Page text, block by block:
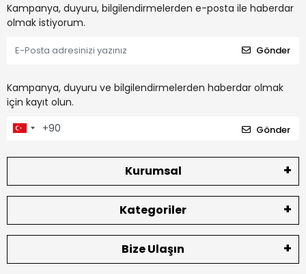
Kampanya, duyuru, bilgilendirmelerden e-posta ile haberdar
olmak istiyorum.
Gönder
Kampanya, duyuru ve bilgilendirmelerden haberdar olmak
için kayıt olun.
Gönder
Kurumsal
Kategoriler
Bize Ulaşın